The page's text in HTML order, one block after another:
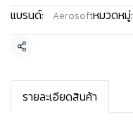
แบรนด์:
Aerosoftหมวดหมู่:
แชร์
รายละเอียดสินค้า